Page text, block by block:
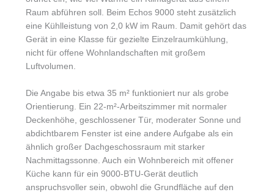
Raum abführen soll. Beim Echos 9000 steht zusätzlich
eine Kühlleistung von 2,0 kW im Raum. Damit gehört das
Gerät in eine Klasse für gezielte Einzelraumkühlung,
nicht für offene Wohnlandschaften mit großem
Luftvolumen.
Die Angabe bis etwa 35 m² funktioniert nur als grobe
Orientierung. Ein 22-m²-Arbeitszimmer mit normaler
Deckenhöhe, geschlossener Tür, moderater Sonne und
abdichtbarem Fenster ist eine andere Aufgabe als ein
ähnlich großer Dachgeschossraum mit starker
Nachmittagssonne. Auch ein Wohnbereich mit offener
Küche kann für ein 9000-BTU-Gerät deutlich
anspruchsvoller sein, obwohl die Grundfläche auf den